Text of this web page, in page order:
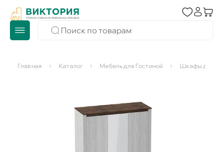
Главная Каталог Мебель для Гостиной Шкафы для